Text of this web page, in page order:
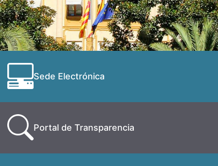
Sede Electrónica
Portal de Transparencia